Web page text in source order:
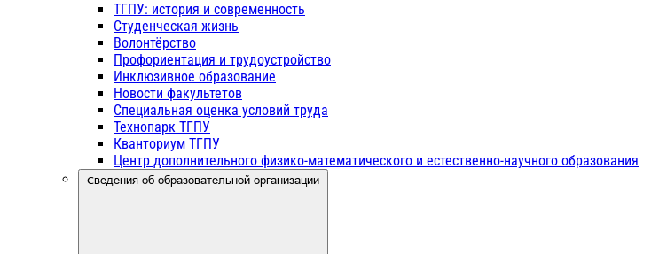
ТГПУ: история и современность
Студенческая жизнь
Волонтёрство
Профориентация и трудоустройство
Инклюзивное образование
Новости факультетов
Специальная оценка условий труда
Технопарк ТГПУ
Кванториум ТГПУ
Центр дополнительного физико-математического и естественно-научного образования
Сведения об образовательной организации